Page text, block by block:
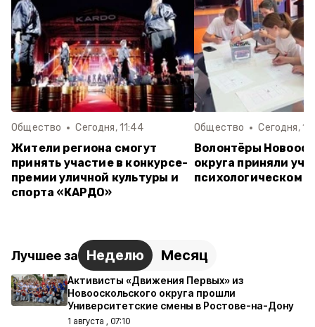
Общество Сегодня, 11:44
Жители региона смогут
принять участие в конкурсе-
премии уличной культуры и
спорта «КАРДО»
Общество Сегодня,
Волонтёры
округа приняли
психологическом
Лучшее за Неделю Месяц
Активисты «Движения Первых» из
Новооскольского округа прошли
Университетские смены в Ростове-на-Дону
1 августа , 07:10